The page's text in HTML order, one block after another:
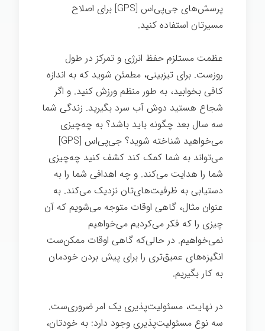
پرسش‌های جی‌پی‌اس [GPS] برای اصلاح
مسیرتان استفاده کنید.
عظمت مستلزم حفظ انرژی و تمرکز در طول
روزست. برای تیزبینی، مطمئن شوید که به اندازه
کافی بخوابید، به طور منظم ورزش کنید. و اگر
شجاع هستید دوش آب سرد بگیرید. زندگی شما
سه سال بعد چگونه باید باشد؟ به چه‌چیزی
می‌خواهید شناخته شوید؟ جی‌پی‌اس [GPS]
می‌تواند به شما کمک کند کشف کنید چه‌چیزی
شما را هدایت می‌کند. و چه اهدافی شما را به
دستیابی به ظرفیت‌های‌تان نزدیک می‌کند. به
عنوان مثال، گاهی اوقات متوجه می‌شویم که آن
چیزی را که فکر می‌کردیم می‌خواهیم
نمی‌خواهیم. در حالی‌که گاهی اوقات ممکن‌‌ست
انگیزه‌های عمیق‌تری را برای پیش بردن خودمان
به کار بگیریم.
در نهایت، مسئولیت‌پذیری یک امر ضروری‌ست.
سه نوع مسئولیت‌پذیری وجود دارد: به خودتان،